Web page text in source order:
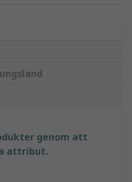
genom att
attribut.